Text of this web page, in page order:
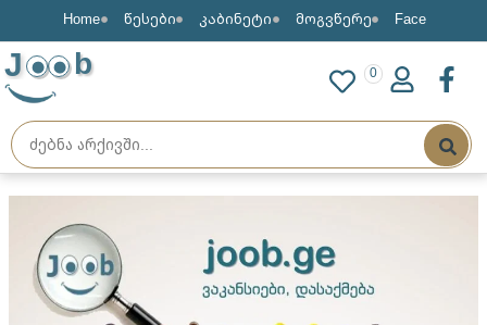
Home წესები კაბინეტი მოგვწერე Face
J b 0